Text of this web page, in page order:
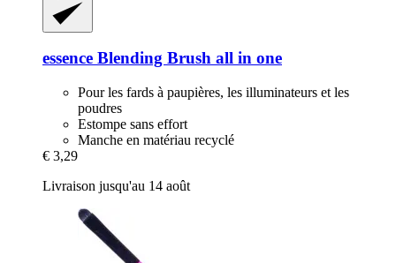
essence Blending Brush all in one
Pour les fards à paupières, les illuminateurs et les
poudres
Estompe sans effort
Manche en matériau recyclé
€ 3,29
Livraison jusqu'au 14 août